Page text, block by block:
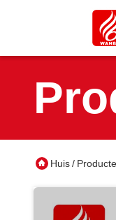
Huis/